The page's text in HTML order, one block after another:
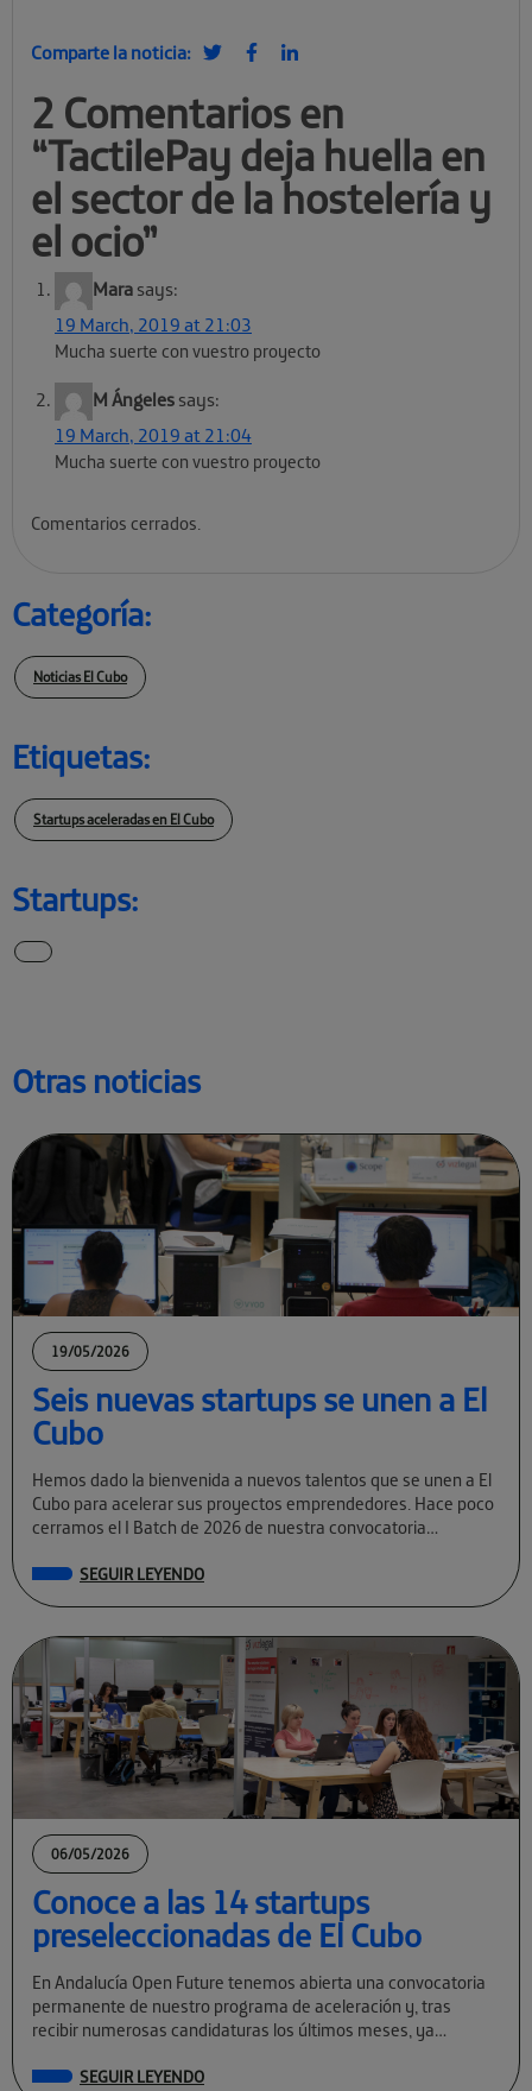
Otras noticias
19/05/2026
Seis nuevas startups se unen a El
Cubo
Hemos dado la bienvenida a nuevos talentos que se unen a El
Cubo para acelerar sus proyectos emprendedores. Hace poco
cerramos el I Batch de 2026 de nuestra convocatoria
SEGUIR LEYENDO
06/05/2026
Conoce a las 14 startups
preseleccionadas de El Cubo
En Andalucía Open Future tenemos abierta una convocatoria
permanente de nuestro programa de aceleración y, tras
recibir numerosas candidaturas los últimos meses, ya
SEGUIR LEYENDO
Comparte la noticia:
2 Comentarios en
“TactilePay deja huella en
el sector de la hostelería y
el ocio”
Mara says:
19 March, 2019 at 21:03
Mucha suerte con vuestro proyecto
M Ángeles says:
19 March, 2019 at 21:04
Mucha suerte con vuestro proyecto
Comentarios cerrados.
Categoría:
Noticias El Cubo
Etiquetas:
Startups aceleradas en El Cubo
Startups: